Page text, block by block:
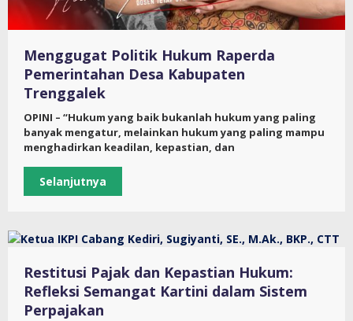
Menggugat Politik Hukum Raperda
Pemerintahan Desa Kabupaten
Trenggalek
OPINI – “Hukum yang baik bukanlah hukum yang paling
banyak mengatur, melainkan hukum yang paling mampu
menghadirkan keadilan, kepastian, dan
Selanjutnya
Restitusi Pajak dan Kepastian Hukum:
Refleksi Semangat Kartini dalam Sistem
Perpajakan